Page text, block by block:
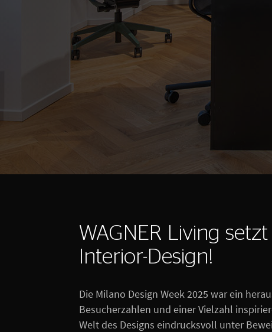
WAGNER Living
Interior-Design!
Die Milano Design Week 2025 war ein
Besucherzahlen und einer Vielzahl
Welt des Designs eindrucksvoll unter